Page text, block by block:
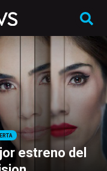
estreno del